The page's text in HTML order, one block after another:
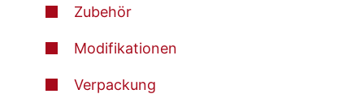
Zubehör
Modifikationen
Verpackung